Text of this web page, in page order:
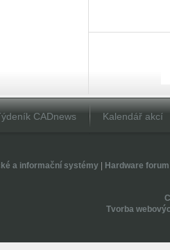
CADnews Kalendář akcí
a informační systémy| Hardware forum
Tvorba